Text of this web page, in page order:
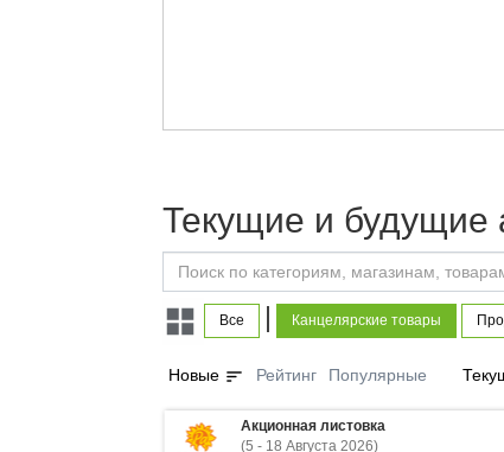
Текущие и будущие
Все | Канцелярские товары
Новые sort Рейтинг Популярные
Акционная листовка
(5 - 18 Августа 2026)